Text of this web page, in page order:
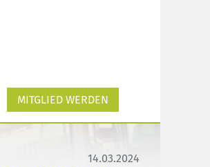
MITGLIED WERDEN
14.03.2024